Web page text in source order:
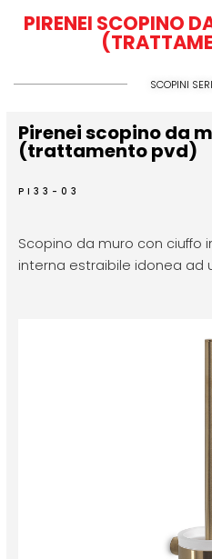
PIRENEI SCOPINO
SCOPINI
Pirenei scopino da
(trattamento pvd)
PI33-03
Scopino da muro con ciuffo
interna estraibile idonea ad